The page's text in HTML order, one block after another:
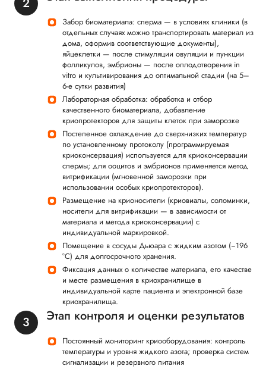
Забор биоматериала: сперма — в условиях клиники (в
отдельных случаях можно транспортировать материал из
дома, оформив соответствующие документы),
яйцеклетки — после стимуляции овуляции и пункции
фолликулов, эмбрионы — после оплодотворения in
vitro и культивирования до оптимальной стадии (на 5–
6-е сутки развития)
Лабораторная обработка: обработка и отбор
качественного биоматериала, добавление
криопротекторов для защиты клеток при заморозке
Постепенное охлаждение до сверхнизких температур
по установленному протоколу (программируемая
криоконсервация) используется для криоконсервации
спермы; для ооцитов и эмбрионов применяется метод
витрификации (мгновенной заморозки при
использовании особых криопротекторов).
Размещение на крионосители (криовиалы, соломинки,
носители для витрификации — в зависимости от
материала и метода криоконсервации) с
индивидуальной маркировкой.
Помещение в сосуды Дьюара с жидким азотом (−196
°C) для долгосрочного хранения.
Фиксация данных о количестве материала, его качестве
и месте размещения в криохранилище в
индивидуальной карте пациента и электронной базе
криохранилища.
Этап контроля и оценки результатов
Постоянный мониторинг криооборудования: контроль
температуры и уровня жидкого азота; проверка систем
сигнализации и резервного питания